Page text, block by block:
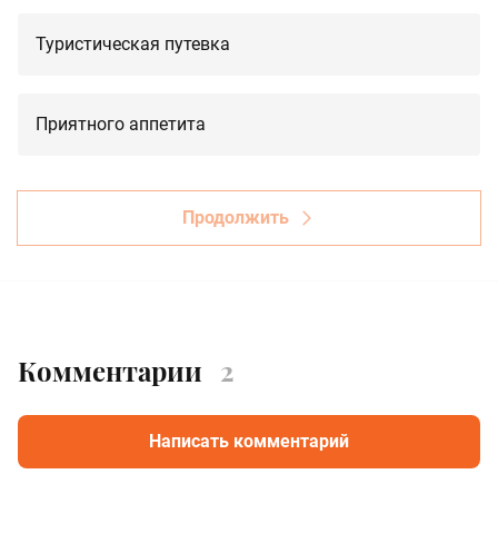
Туристическая путевка
Приятного аппетита
Продолжить
Комментарии 2
Написать комментарий